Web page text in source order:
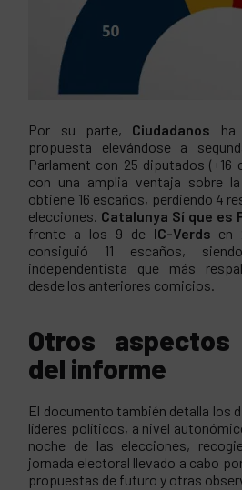
Por su parte, Ciudadanos ha
propuesta elevándose a
Parlament con 25 diputados (+16
con una amplia ventaja sobre
obtiene 16 escaños, perdiendo 4
elecciones. Catalunya Sí que es
frente a los 9 de IC-Verds en
consiguió 11 escaños,
independentista que más
desde los anteriores comicios.
Otros aspectos
del informe
El documento también detalla los
líderes políticos, a nivel
noche de las elecciones,
jornada electoral llevado a cabo
propuestas de futuro y otras